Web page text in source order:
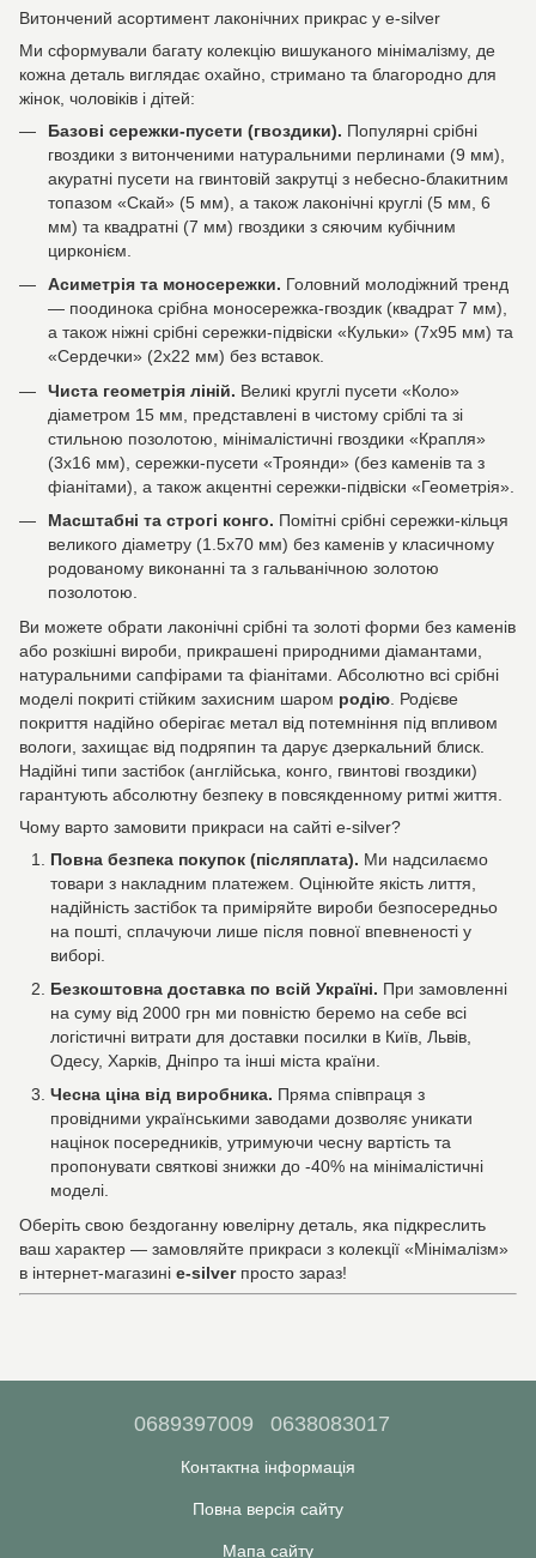
Витончений асортимент лаконічних прикрас у e-silver
Ми сформували багату колекцію вишуканого мінімалізму, де
кожна деталь виглядає охайно, стримано та благородно для
жінок, чоловіків і дітей:
Базові сережки-пусети (гвоздики). Популярні срібні
гвоздики з витонченими натуральними перлинами (9 мм),
акуратні пусети на гвинтовій закрутці з небесно-блакитним
топазом «Скай» (5 мм), а також лаконічні круглі (5 мм, 6
мм) та квадратні (7 мм) гвоздики з сяючим кубічним
цирконієм.
Асиметрія та моносережки. Головний молодіжний тренд
— поодинока срібна моносережка-гвоздик (квадрат 7 мм),
а також ніжні срібні сережки-підвіски «Кульки» (7х95 мм) та
«Сердечки» (2х22 мм) без вставок.
Чиста геометрія ліній. Великі круглі пусети «Коло»
діаметром 15 мм, представлені в чистому сріблі та зі
стильною позолотою, мінімалістичні гвоздики «Крапля»
(3х16 мм), сережки-пусети «Троянди» (без каменів та з
фіанітами), а також акцентні сережки-підвіски «Геометрія».
Масштабні та строгі конго. Помітні срібні сережки-кільця
великого діаметру (1.5х70 мм) без каменів у класичному
родованому виконанні та з гальванічною золотою
позолотою.
Ви можете обрати лаконічні срібні та золоті форми без каменів
або розкішні вироби, прикрашені природними діамантами,
натуральними сапфірами та фіанітами. Абсолютно всі срібні
моделі покриті стійким захисним шаром родію . Родієве
покриття надійно оберігає метал від потемніння під впливом
вологи, захищає від подряпин та дарує дзеркальний блиск.
Надійні типи застібок (англійська, конго, гвинтові гвоздики)
гарантують абсолютну безпеку в повсякденному ритмі життя.
Чому варто замовити прикраси на сайті e-silver?
Повна безпека покупок (післяплата). Ми надсилаємо
товари з накладним платежем. Оцінюйте якість лиття,
надійність застібок та приміряйте вироби безпосередньо
на пошті, сплачуючи лише після повної впевненості у
виборі.
Безкоштовна доставка по всій Україні. При замовленні
на суму від 2000 грн ми повністю беремо на себе всі
логістичні витрати для доставки посилки в Київ, Львів,
Одесу, Харків, Дніпро та інші міста країни.
Чесна ціна від виробника. Пряма співпраця з
провідними українськими заводами дозволяє уникати
націнок посередників, утримуючи чесну вартість та
пропонувати святкові знижки до -40% на мінімалістичні
моделі.
Оберіть свою бездоганну ювелірну деталь, яка підкреслить
ваш характер — замовляйте прикраси з колекції «Мінімалізм»
в інтернет-магазині e-silverпросто зараз!
0689397009 0638083017
Контактна інформація
Повна версія сайту
Мапа сайту